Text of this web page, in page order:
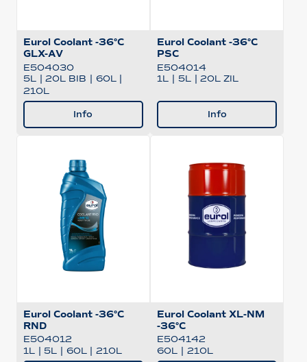
Eurol Coolant -36°C
GLX-AV
E504030
5L | 20L BIB | 60L |
210L
Info
Eurol Coolant -36°C
PSC
E504014
1L | 5L | 20L ZIL
Info
Eurol Coolant -36°C
RND
E504012
1L | 5L | 60L | 210L
Eurol Coolant XL-NM
-36°C
E504142
60L | 210L